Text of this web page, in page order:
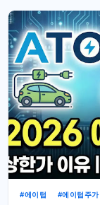
에이텀 에이텀주가